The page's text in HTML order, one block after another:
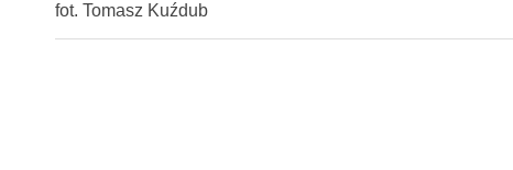
fot. Tomasz Kuźdub